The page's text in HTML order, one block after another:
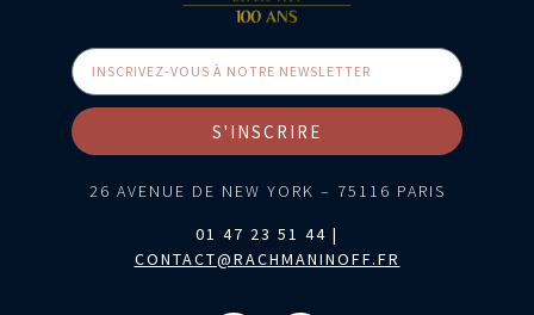
S'INSCRIRE
26 AVENUE DE NEW YORK – 75116 PARIS
01 47 23 51 44 |
CONTACT@RACHMANINOFF.FR